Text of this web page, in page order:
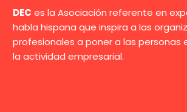
puesto de
es desde que
afronta los
procesos de
DEC es la Asociación referente en
habla hispana que inspira a las
profesionales a poner a las personas
la actividad empresarial.